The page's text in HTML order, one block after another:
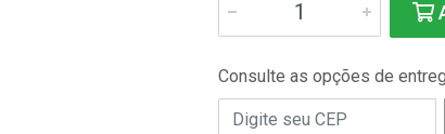
Consulte as opções de